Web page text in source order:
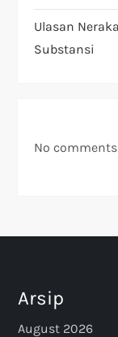
Ulasan
Substansi
No
Arsip
August 2026